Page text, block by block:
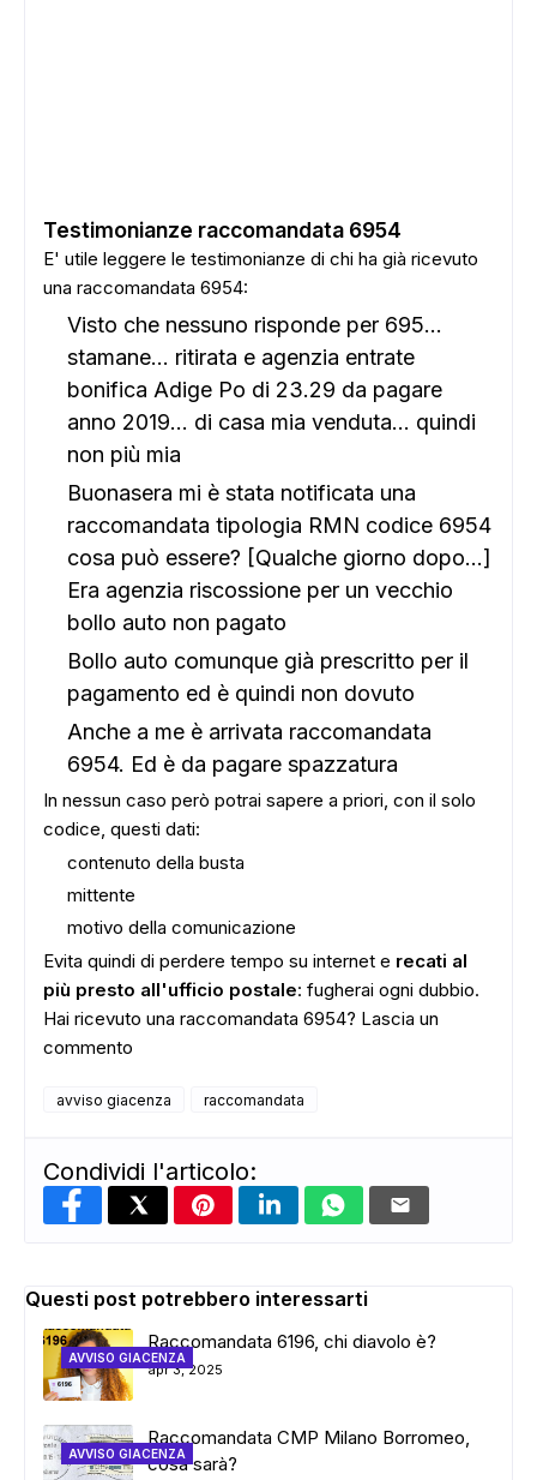
Testimonianze raccomandata 6954
E' utile leggere le testimonianze di chi ha già ricevuto
una raccomandata 6954:
Visto che nessuno risponde per 695...
stamane... ritirata e agenzia entrate
bonifica Adige Po di 23.29 da pagare
anno 2019... di casa mia venduta... quindi
non più mia
Buonasera mi è stata notificata una
raccomandata tipologia RMN codice 6954
cosa può essere? [Qualche giorno dopo...]
Era agenzia riscossione per un vecchio
bollo auto non pagato
Bollo auto comunque già prescritto per il
pagamento ed è quindi non dovuto
Anche a me è arrivata raccomandata
6954. Ed è da pagare spazzatura
In nessun caso però potrai sapere a priori, con il solo
codice, questi dati:
contenuto della busta
mittente
motivo della comunicazione
Evita quindi di perdere tempo su internet e recati al
più presto all'ufficio postale: fugherai ogni dubbio.
Hai ricevuto una raccomandata 6954? Lascia un
commento
avviso giacenza raccomandata
Condividi l'articolo:
Questi post potrebbero interessarti
AVVISO GIACENZA
Raccomandata 6196, chi diavolo è?
apr 3, 2025
AVVISO GIACENZA
Raccomandata CMP Milano Borromeo,
cosa sarà?